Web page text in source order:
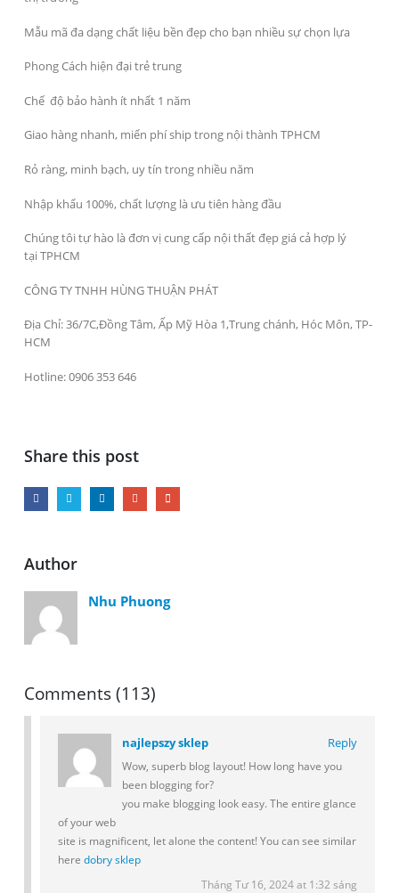
Mẫu mã đa dạng chất liệu bền đẹp cho bạn nhiều sự chọn lựa
Phong Cách hiện đại trẻ trung
Chế độ bảo hành ít nhất 1 năm
Giao hàng nhanh, miển phí ship trong nội thành TPHCM
Rỏ ràng, minh bạch, uy tín trong nhiều năm
Nhập khẩu 100%, chất lượng là ưu tiên hàng đầu
Chúng tôi tự hào là đơn vị cung cấp nội thất đẹp giá cả hợp lý
tại TPHCM
CÔNG TY TNHH HÙNG THUẬN PHÁT
Địa Chỉ: 36/7C,Đồng Tâm, Ấp Mỹ Hòa 1,Trung chánh, Hóc Môn, TP-
HCM
Hotline: 0906 353 646
Share this post
Author
Nhu Phuong
Comments (113)
najlepszy sklep Reply
Wow, superb blog layout! How long have you
been blogging for?
you make blogging look easy. The entire glance
of your web
site is magnificent, let alone the content! You can see similar
here dobry sklep
Tháng Tư 16, 2024 at 1:32 sáng